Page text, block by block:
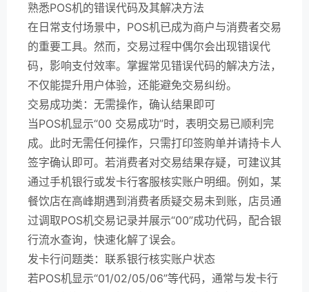
熟悉POS机的错误代码及其解决方法
在日常支付场景中，POS机已成为商户与消费者交易
的重要工具。然而，交易过程中偶尔会出现错误代
码，影响支付效率。掌握常见错误代码的解决方法，
不仅能提升用户体验，还能避免交易纠纷。
交易成功类：无需操作，确认结果即可
当POS机显示“00 交易成功”时，表明交易已顺利完
成。此时无需任何操作，只需打印签购单并请持卡人
签字确认即可。若消费者对交易结果存疑，可建议其
通过手机银行或发卡行客服核实账户明细。例如，某
餐饮店在高峰期遇到消费者质疑交易未到账，店员通
过调取POS机交易记录并展示“00”成功代码，配合银
行流水查询，快速化解了误会。
发卡行问题类：联系银行核实账户状态
若POS机显示“01/02/05/06”等代码，通常与发卡行